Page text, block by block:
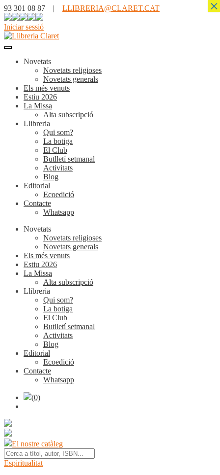
93 301 08 87 | LLIBRERIA@CLARET.CAT
Iniciar sessió
Novetats
Novetats religioses
Novetats generals
Els més venuts
Estiu 2026
La Missa
Alta subscripció
Llibreria
Qui som?
La botiga
El Club
Butlletí setmanal
Activitats
Blog
Editorial
Ecoedició
Contacte
Whatsapp
Novetats
Novetats religioses
Novetats generals
Els més venuts
Estiu 2026
La Missa
Alta subscripció
Llibreria
Qui som?
La botiga
El Club
Butlletí setmanal
Activitats
Blog
Editorial
Ecoedició
Contacte
Whatsapp
(0)
El nostre catàleg
Espiritualitat
×